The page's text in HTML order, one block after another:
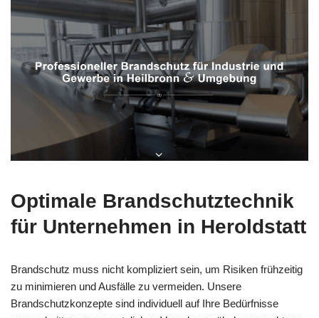
Optimale Brandschutztechnik
für Unternehmen in Heroldstatt
Brandschutz muss nicht kompliziert sein, um Risiken frühzeitig
zu minimieren und Ausfälle zu vermeiden. Unsere
Brandschutzkonzepte sind individuell auf Ihre Bedürfnisse